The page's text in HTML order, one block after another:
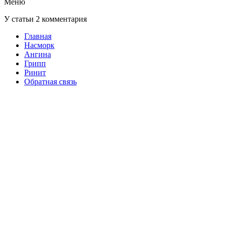
Меню
У статьи 2 комментария
Главная
Насморк
Ангина
Грипп
Ринит
Обратная связь